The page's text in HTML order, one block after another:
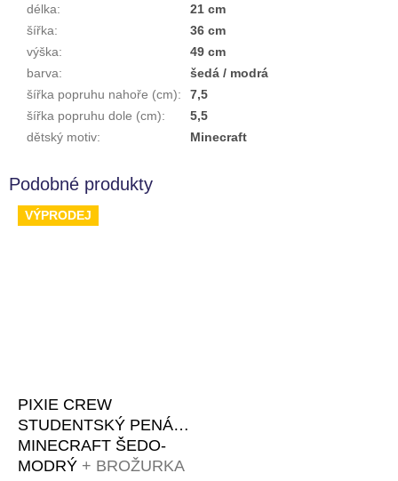
délka:
21 cm
šířka:
36 cm
výška:
49 cm
barva:
šedá / modrá
šířka popruhu nahoře (cm):
7,5
šířka popruhu dole (cm):
5,5
dětský motiv: Minecraft
VÝPRODEJ
PIXIE CREW
STUDENTSKÝ PENÁL
MINECRAFT ŠEDO-
MODRÝ + BROŽURKA